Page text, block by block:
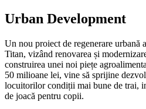
Urban Development
Un nou proiect de regenerare urbană
Titan, vizând renovarea și
construirea unei noi piețe
50 milioane lei, vine să sprijine
locuitorilor condiții mai bune de trai,
de joacă pentru copii.